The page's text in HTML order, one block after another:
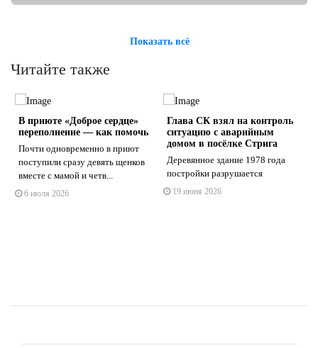
Показать всё
Читайте также
В приюте «Доброе сердце»
переполнение — как помочь
Почти одновременно в приют
поступили сразу девять щенков
вместе с мамой и четв...
6 июля 2026
Глава СК взял на контроль
ситуацию с аварийным
домом в посёлке Стрига
Деревянное здание 1978 года
постройки разрушается
19 июня 2026